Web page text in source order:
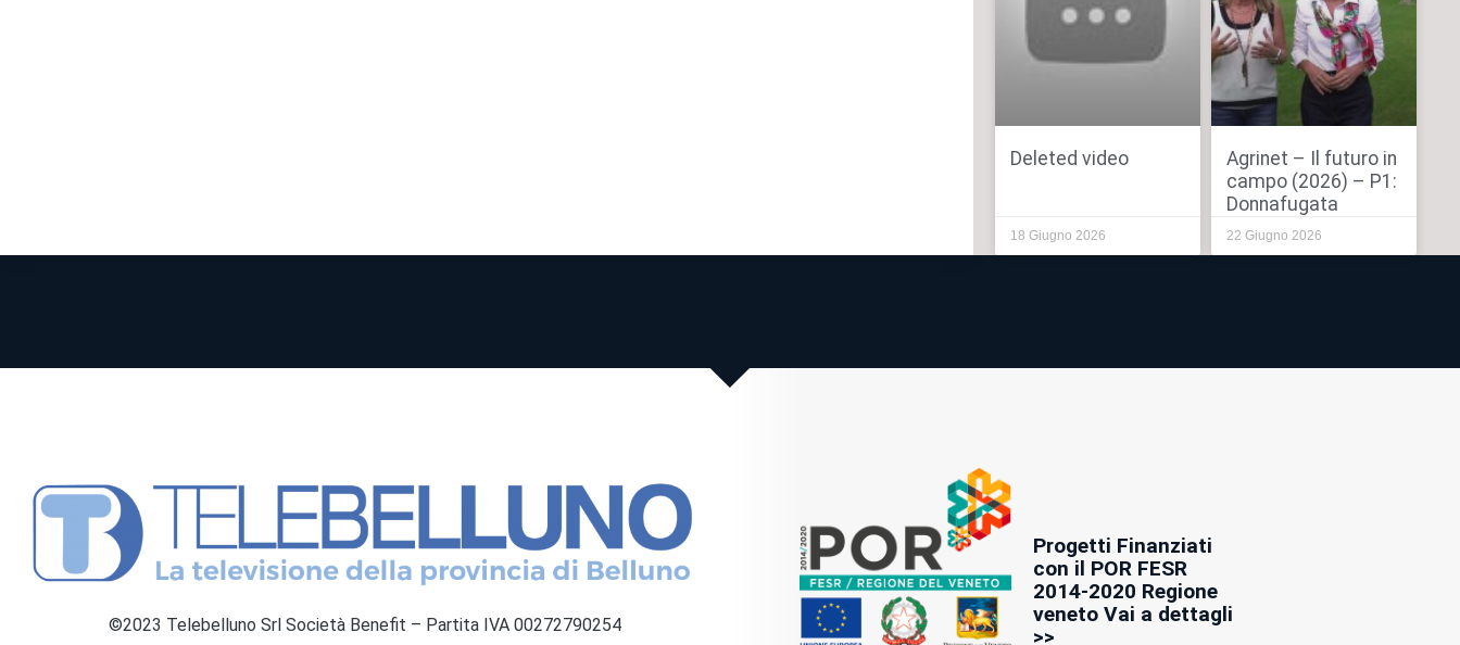
Deleted video
18 Giugno 2026
Agrinet – Il futuro in
campo (2026) – P1:
Donnafugata
22 Giugno 2026
©2023 Telebelluno Srl Società Benefit – Partita IVA 00272790254
Progetti Finanziati
con il POR FESR
2014-2020 Regione
veneto Vai a dettagli
>>